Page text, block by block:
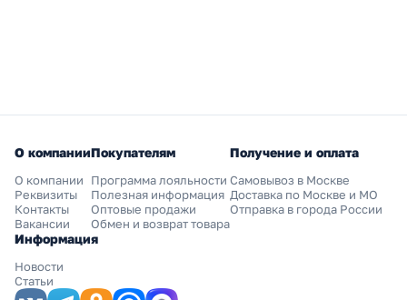
О компании
О компании
Реквизиты
Контакты
Вакансии
Покупателям
Программа лояльности
Полезная информация
Оптовые продажи
Обмен и возврат товара
Получение и оплата
Самовывоз в Москве
Доставка по Москве и МО
Отправка в города России
Информация
Новости
Статьи